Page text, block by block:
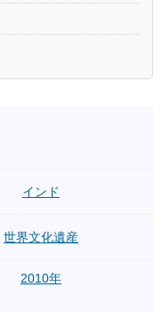
インド
世界文化遺産
2010年